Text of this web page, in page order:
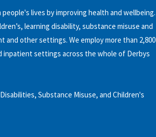
lives by improving health and wellbeing.
learning disability, substance misuse and
and other settings. We employ more than 2,800
inpatient settings across the whole of Derbys
Substance Misuse, and Children's